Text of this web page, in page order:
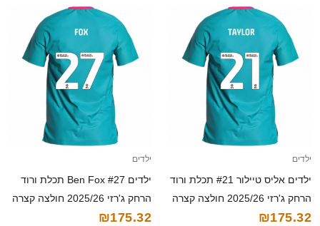
ילדים
ילדים אליס טיילור #21 תכלת ורוד
הרחק ג'רזי 2025/26 חולצה קצרה
₪175.32
ילדים
ילדים Ben Fox #27 תכלת ורוד
הרחק ג'רזי 2025/26 חולצה קצרה
₪175.32